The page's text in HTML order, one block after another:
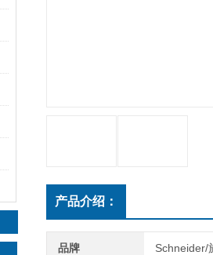
产品介绍：
品牌 Schneider/